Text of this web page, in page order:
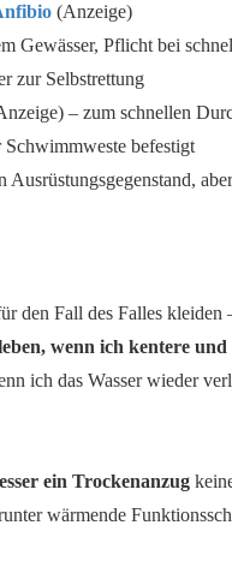
(Anzeige)
Gewässer, Pflicht bei
zur Selbstrettung
– zum schnellen
befestigt
den Fall des Falles
wenn ich kentere
ich das Wasser wieder
ein Trockenanzug
wärmende